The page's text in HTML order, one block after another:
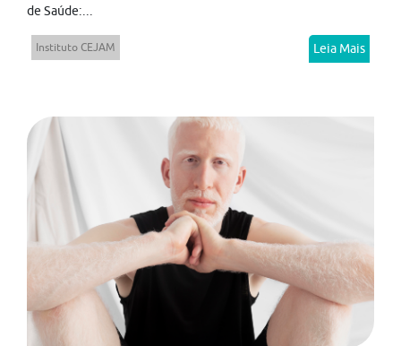
de Saúde:...
Instituto CEJAM Leia Mais